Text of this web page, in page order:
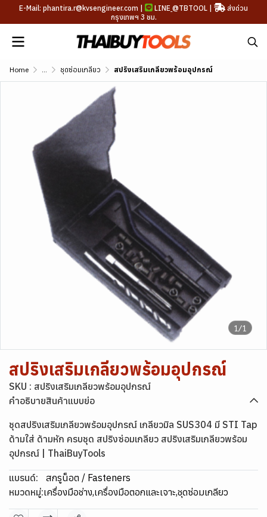
E-Mail: phantira.r@kvsengineer.com | LINE @TBTOOL |
ส่งด่วน
กรุงเทพฯ 3 ชม.
Home ... ชุดซ่อมเกลียว สปริงเสริมเกลียวพร้อมอุปกรณ์
1/1
สปริงเสริมเกลียวพร้อมอุปกรณ์
SKU : สปริงเสริมเกลียวพร้อมอุปกรณ์
คำอธิบายสินค้าแบบย่อ
ชุดสปริงเสริมเกลียวพร้อมอุปกรณ์ เกลียวมิล SUS304 มี STI Tap
ด้ามใส่ ด้ามหัก ครบชุด สปริงซ่อมเกลียว สปริงเสริมเกลียวพร้อม
อุปกรณ์ | ThaiBuyTools
แบรนด์:
สกรูน็อต / Fasteners
หมวดหมู่:เครื่องมือช่าง,เครื่องมือตอกและเจาะ,ชุดซ่อมเกลียว